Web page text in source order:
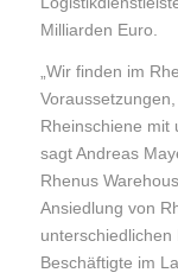
Milliarden Euro.
„Wir finden im
Rheinschiene mit
sagt Andreas
Rhenus
Ansiedlung von
Beschäftigte im